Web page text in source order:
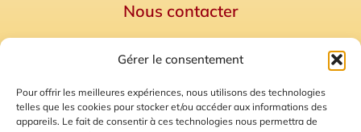
Gérer le consentement
Pour offrir les meilleures expériences, nous utilisons des technologies
telles que les cookies pour stocker et/ou accéder aux informations des
appareils. Le fait de consentir à ces technologies nous permettra de
Nous contacter
Mentions Légales
Plan du site
Gestion des Cookies